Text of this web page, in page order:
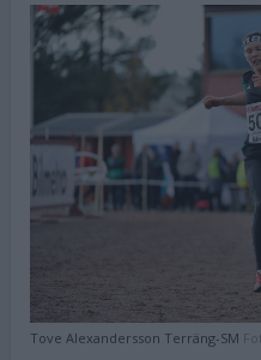
Tove Alexandersson Terräng-SM